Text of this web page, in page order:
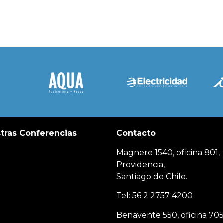
Conferencias Contacto
Magnere 1540, oficina 801,
Providencia,
Santiago de Chile.
Tel: 56 2 2757 4200
Benavente 550, oficina